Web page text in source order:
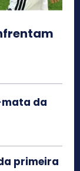
da
primeira